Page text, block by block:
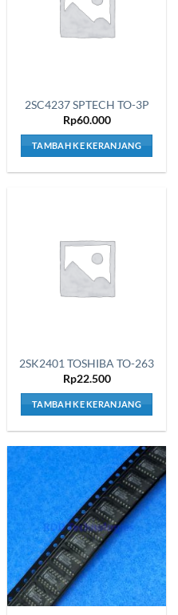
2SC4237 SPTECH TO-3P
Rp60.000
TAMBAH KE KERANJANG
2SK2401 TOSHIBA TO-263
Rp22.500
TAMBAH KE KERANJANG